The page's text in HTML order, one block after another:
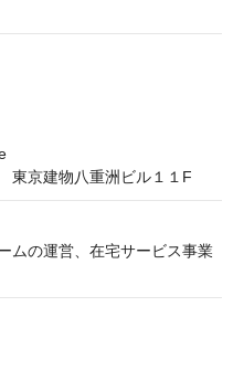
東京建物八重洲ビル１１F
ムの運営、在宅サービス事業